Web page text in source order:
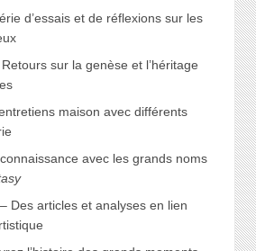
d’essais et de réflexions sur les
sur la genèse et l’héritage
maison avec différents
avec les grands noms
Des articles et analyses en lien